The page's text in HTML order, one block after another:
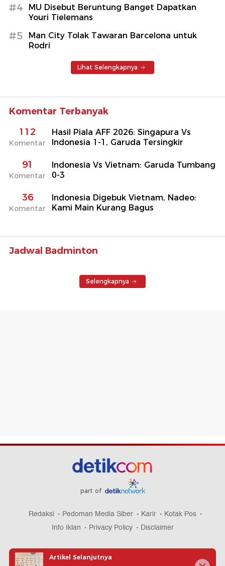
#4
MU Disebut Beruntung Banget Dapatkan
Youri Tielemans
#5
Man City Tolak Tawaran Barcelona untuk
Rodri
Lihat Selengkapnya
Komentar Terbanyak
112
Komentar
Hasil Piala AFF 2026: Singapura Vs
Indonesia 1-1, Garuda Tersingkir
91
Komentar
Indonesia Vs Vietnam: Garuda Tumbang
0-3
36
Komentar
Indonesia Digebuk Vietnam, Nadeo:
Kami Main Kurang Bagus
Jadwal Badminton
Selengkapnya
part of
Redaksi Pedoman Media Siber Karir
Kotak Pos
Info Iklan
Privacy Policy Disclaimer
Artikel Selanjutnya